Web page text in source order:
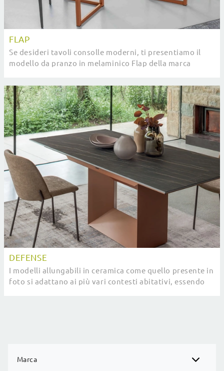
Marca
FLAP
Se desideri tavoli consolle moderni, ti presentiamo il
modello da pranzo in melaminico Flap della marca
DEFENSE
I modelli allungabili in ceramica come quello presente in
foto si adattano ai più vari contesti abitativi, essendo